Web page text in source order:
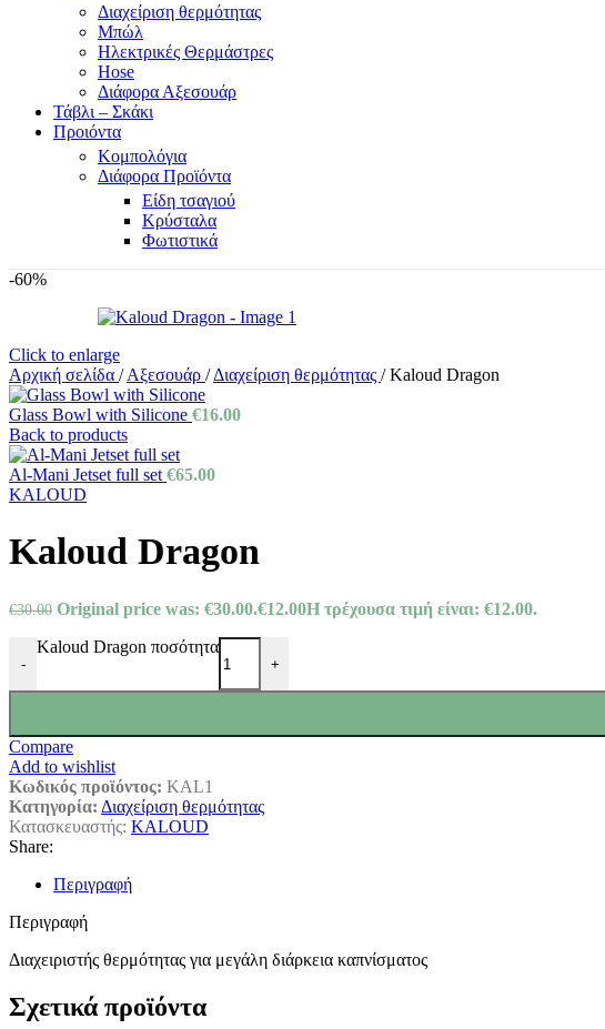
Διαχείριση θερμότητας
Μπώλ
Ηλεκτρικές Θερμάστρες
Hose
Διάφορα Αξεσουάρ
Τάβλι – Σκάκι
Προιόντα
Κομπολόγια
Διάφορα Προϊόντα
Είδη τσαγιού
Κρύσταλα
Φωτιστικά
-60%
Click to enlarge
Αρχική σελίδα / Αξεσουάρ / Διαχείριση θερμότητας / Kaloud Dragon
Glass Bowl with Silicone €16.00
Back to products
Al-Mani Jetset full set €65.00
KALOUD
Kaloud Dragon
€30.00 Original price was: €30.00.€12.00Η τρέχουσα τιμή είναι: €12.00.
-
Kaloud Dragon ποσότητα
+
Compare
Add to wishlist
Κωδικός προϊόντος: KAL1
Κατηγορία: Διαχείριση θερμότητας
Κατασκευαστής: KALOUD
Share:
Περιγραφή
Περιγραφή
Διαχειριστής θερμότητας για μεγάλη διάρκεια καπνίσματος
Σχετικά προϊόντα